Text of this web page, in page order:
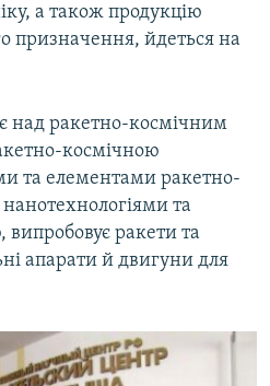
а також продукцію
призначення, йдеться на
над ракетно-космічним
космічною
та елементами ракетно-
та
ракети та
апарати й двигуни для